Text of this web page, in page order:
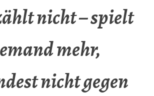
nicht – spielt
mehr,
nicht gegen